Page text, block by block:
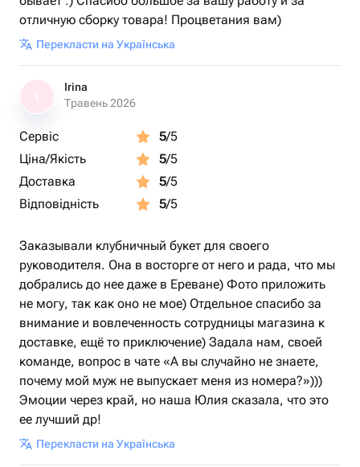
отличную сборку товара! Процветания вам)
Перекласти на Українська
Irina
Травень 2026
Сервіс 5/5
Ціна/Якість
5/5
Доставка
5/5
Відповідність
5/5
Заказывали клубничный букет для своего
руководителя. Она в восторге от него и рада, что мы
добрались до нее даже в Ереване) Фото приложить
не могу, так как оно не мое) Отдельное спасибо за
внимание и вовлеченность сотрудницы магазина к
доставке, ещё то приключение) Задала нам, своей
команде, вопрос в чате «А вы случайно не знаете,
почему мой муж не выпускает меня из номера?»)))
Эмоции через край, но наша Юлия сказала, что это
ее лучший др!
Перекласти на Українська